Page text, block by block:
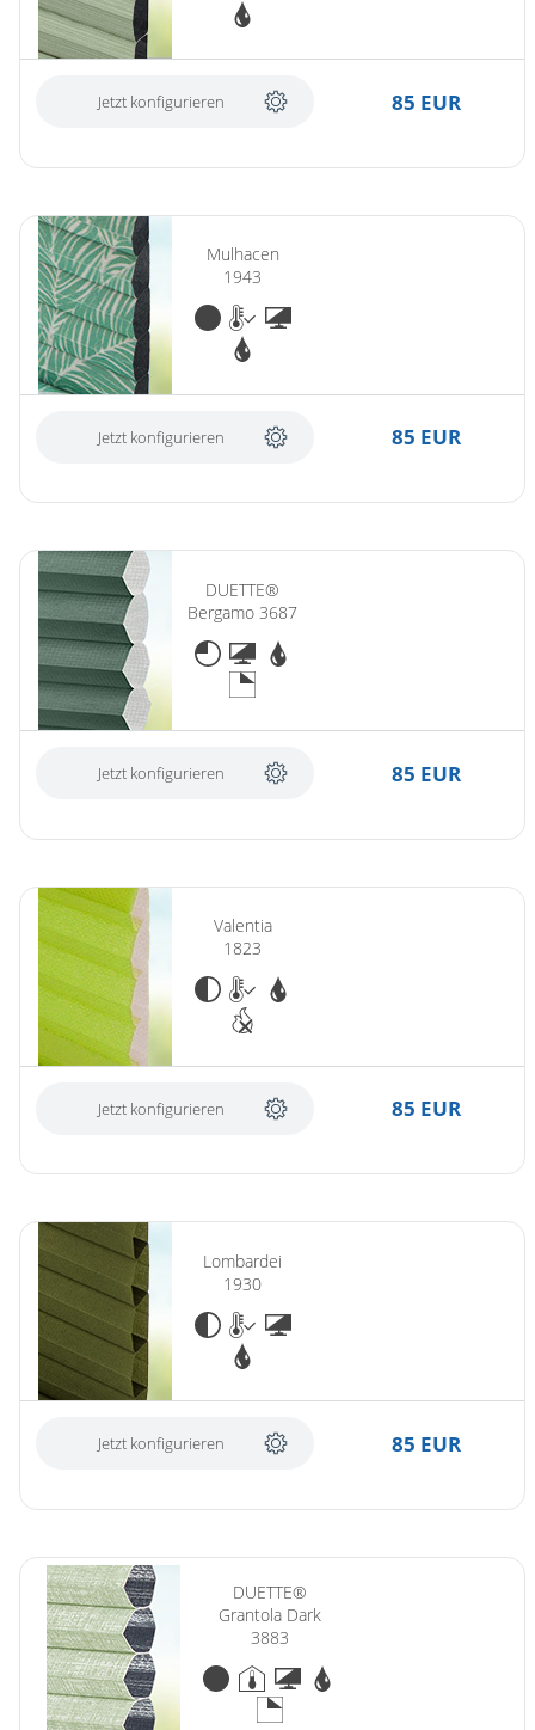
Jetzt konfigurieren 85 EUR
Mulhacen
1943
Jetzt konfigurieren 85 EUR
DUETTE®
Bergamo 3687
Jetzt konfigurieren 85 EUR
Valentia
1823
Jetzt konfigurieren 85 EUR
Lombardei
1930
Jetzt konfigurieren 85 EUR
DUETTE®
Grantola Dark
3883